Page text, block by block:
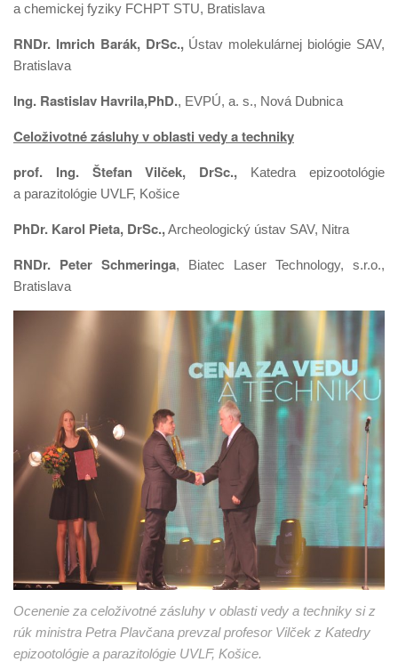
a chemickej fyziky FCHPT STU, Bratislava
RNDr. Imrich Barák, DrSc.,Ústav molekulárnej biológie SAV,
Bratislava
Ing. Rastislav Havrila,PhD., EVPÚ, a. s., Nová Dubnica
Celoživotné zásluhy v oblasti vedy a techniky
prof. Ing. Štefan Vilček, DrSc., Katedra epizootológie
a parazitológie UVLF, Košice
PhDr. Karol Pieta, DrSc.,Archeologický ústav SAV, Nitra
RNDr. Peter Schmeringa, Biatec Laser Technology, s.r.o.,
Bratislava
Ocenenie za celoživotné zásluhy v oblasti vedy a techniky si z
rúk ministra Petra Plavčana prevzal profesor Vilček z Katedry
epizootológie a parazitológie UVLF, Košice.